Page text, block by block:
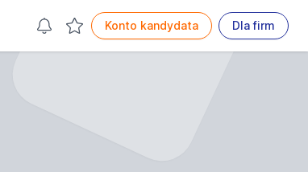
Konto kandydata Dla firm